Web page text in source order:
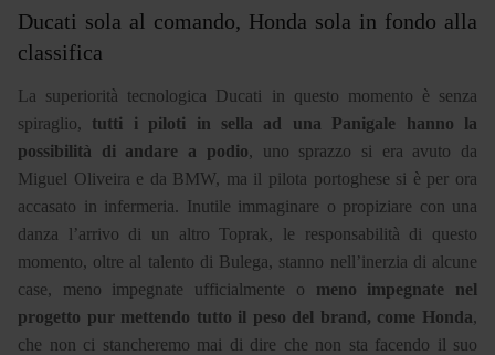
Ducati sola al comando, Honda sola in fondo alla
classifica
La superiorità tecnologica Ducati in questo momento è senza
spiraglio, tutti i piloti in sella ad una Panigale hanno la
possibilità di andare a podio, uno sprazzo si era avuto da
Miguel Oliveira e da BMW, ma il pilota portoghese si è per ora
accasato in infermeria. Inutile immaginare o propiziare con una
danza l’arrivo di un altro Toprak, le responsabilità di questo
momento, oltre al talento di Bulega, stanno nell’inerzia di alcune
case, meno impegnate ufficialmente o meno impegnate nel
progetto pur mettendo tutto il peso del brand, come Honda,
che non ci stancheremo mai di dire che non sta facendo il suo